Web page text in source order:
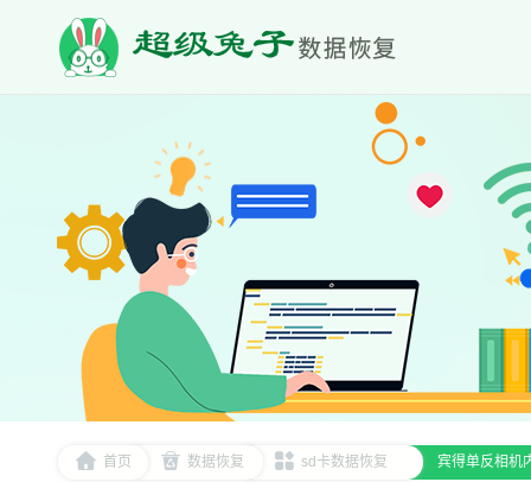
首页 数据恢复 sd卡数据恢复 宾得单反相机